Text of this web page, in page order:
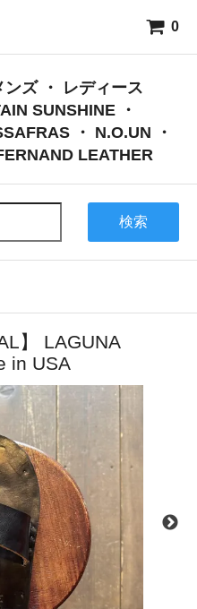
0
ンズ ・ レディース
SUNSHINE ・
・ N.O.UN ・
LEATHER
検索
】 LAGUNA
in USA